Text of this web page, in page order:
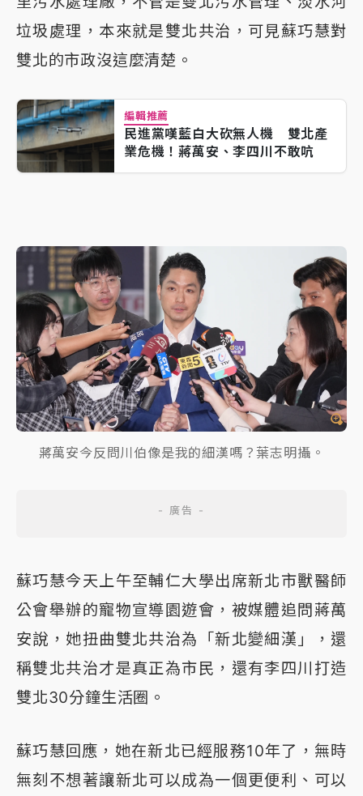
垃圾處理，本來就是雙北共治，可見蘇巧慧對
雙北的市政沒這麼清楚。
編輯推薦
民進黨嘆藍白大砍無人機 雙北產
業危機！蔣萬安、李四川不敢吭
蔣萬安今反問川伯像是我的細漢嗎？葉志明攝。
蘇巧慧今天上午至輔仁大學出席新北市獸醫師
公會舉辦的寵物宣導園遊會，被媒體追問蔣萬
安說，她扭曲雙北共治為「新北變細漢」，還
稱雙北共治才是真正為市民，還有李四川打造
雙北30分鐘生活圈。
蘇巧慧回應，她在新北已經服務10年了，無時
無刻不想著讓新北可以成為一個更便利、可以